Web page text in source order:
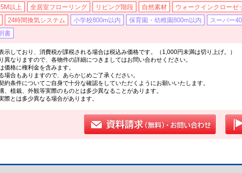
以上 全居室フローリング リビング階段 自然素材 ウォークインクローゼ
24時間換気システム 小学校800m以内 保育園・幼稚園800m以内 スーパー
書
しており、消費税が課税される場合は税込み価格です。（1,000円未満は切り上げ。）
異なりますので、各物件の詳細につきましてはお問い合わせください。
格に権利金を含みます。
合もありますので、あらかじめご了承ください。
条件についてご自身で十分な確認をしていただくようにお願いいたします。
植栽、外観等実際のものとは多少異なることがあります。
とは多少異なる場合があります。